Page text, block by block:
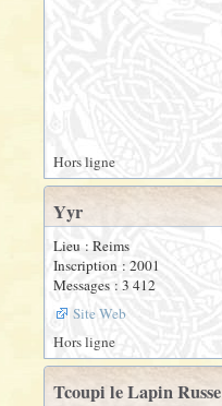
Hors ligne
Yyr
Lieu : Reims
Inscription : 2001
Messages : 3 412
Site Web
Hors ligne
Tcoupi le Lapin Russe